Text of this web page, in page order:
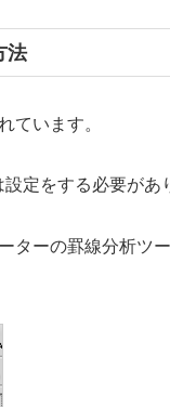
法
ています。
定をする必要があ
ターの罫線分析ツ